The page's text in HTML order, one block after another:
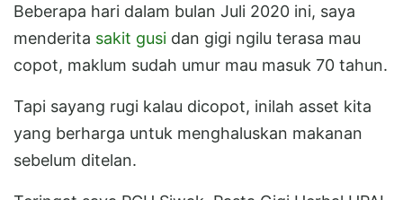
Beberapa hari dalam bulan Juli 2020 ini, saya
menderita sakit gusi dan gigi ngilu terasa mau
copot, maklum sudah umur mau masuk 70 tahun.
Tapi sayang rugi kalau dicopot, inilah asset kita
yang berharga untuk menghaluskan makanan
sebelum ditelan.